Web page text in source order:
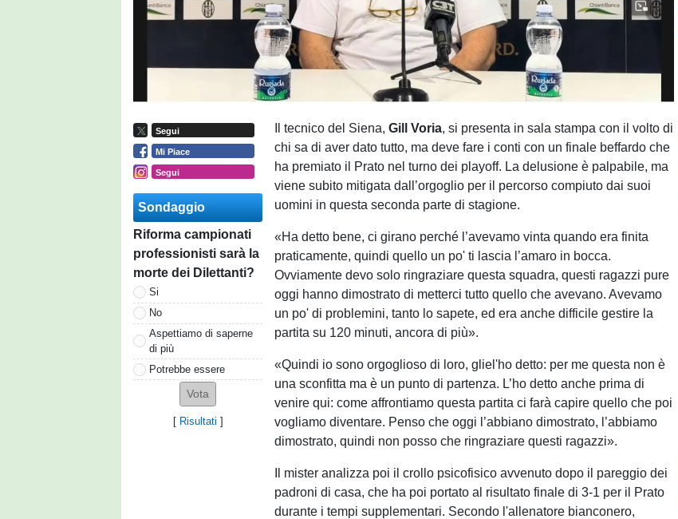
Segui
Mi Piace
Segui
Sondaggio
Riforma campionati
professionisti sarà la
morte dei Dilettanti?
Si
No
Aspettiamo di saperne
di più
Potrebbe essere
[ Risultati ]
Il tecnico del Siena, Gill Voria, si presenta in sala stampa con il volto di
chi sa di aver dato tutto, ma deve fare i conti con un finale beffardo che
ha premiato il Prato nel turno dei playoff. La delusione è palpabile, ma
viene subito mitigata dall’orgoglio per il percorso compiuto dai suoi
uomini in questa seconda parte di stagione.
«Ha detto bene, ci girano perché l’avevamo vinta quando era finita
praticamente, quindi quello un po' ti lascia l’amaro in bocca.
Ovviamente devo solo ringraziare questa squadra, questi ragazzi pure
oggi hanno dimostrato di metterci tutto quello che avevano. Avevamo
un po' di problemini, tanto lo sapete, ed era anche difficile gestire la
partita su 120 minuti, ancora di più».
«Quindi io sono orgoglioso di loro, gliel'ho detto: per me questa non è
una sconfitta ma è un punto di partenza. L’ho detto anche prima di
venire qui: come affrontiamo questa partita ci farà capire quello che poi
vogliamo diventare. Penso che oggi l’abbiano dimostrato, l’abbiamo
dimostrato, quindi non posso che ringraziare questi ragazzi».
Il mister analizza poi il crollo psicofisico avvenuto dopo il pareggio dei
padroni di casa, che ha poi portato al risultato finale di 3-1 per il Prato
durante i tempi supplementari. Secondo l'allenatore bianconero,